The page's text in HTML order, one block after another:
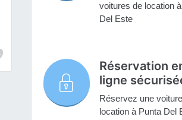
voitures de location
Del Este
Réservation
ligne
Réservez une
location à Punta Del